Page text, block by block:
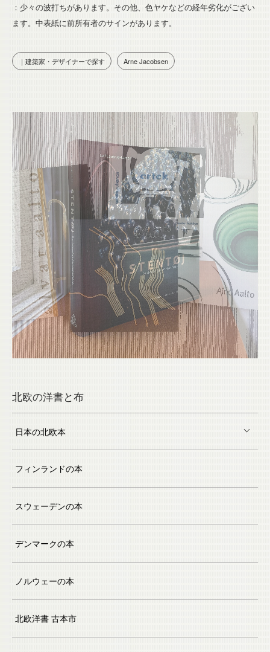
：少々の波打ちがあります。その他、色ヤケなどの経年劣化がござい
ます。中表紙に前所有者のサインがあります。
｜建築家・デザイナーで探す Arne Jacobsen
北欧の洋書と布
日本の北欧本
フィンランドの本
スウェーデンの本
デンマークの本
ノルウェーの本
北欧洋書 古本市